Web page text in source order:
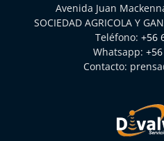
Avenida Juan
SOCIEDAD AGRICOLA Y
Teléfono: +56
Whatsapp:
Contacto: